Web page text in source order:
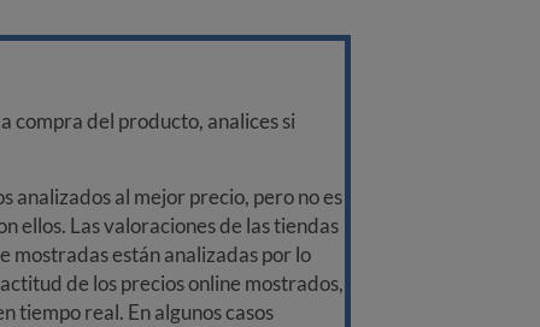
compra del producto, analices si
analizados al mejor precio, pero no es
ellos. Las valoraciones de las tiendas
mostradas están analizadas por lo
de los precios online mostrados,
tiempo real. En algunos casos